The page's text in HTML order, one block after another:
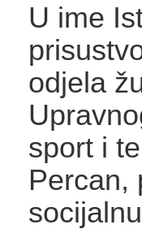
U ime
odjela
sport i
Percan,